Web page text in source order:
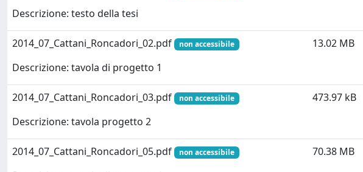
Descrizione: testo della tesi
2014_07_Cattani_Roncadori_02.pdf non accessibile
Descrizione: tavola di progetto 1
13.02 MB
2014_07_Cattani_Roncadori_03.pdf non accessibile
Descrizione: tavola progetto 2
473.97 kB
2014_07_Cattani_Roncadori_05.pdf non accessibile 70.38 MB